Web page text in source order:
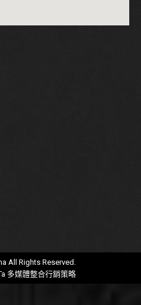
All Rights Reserved.
多媒體整合行銷策略